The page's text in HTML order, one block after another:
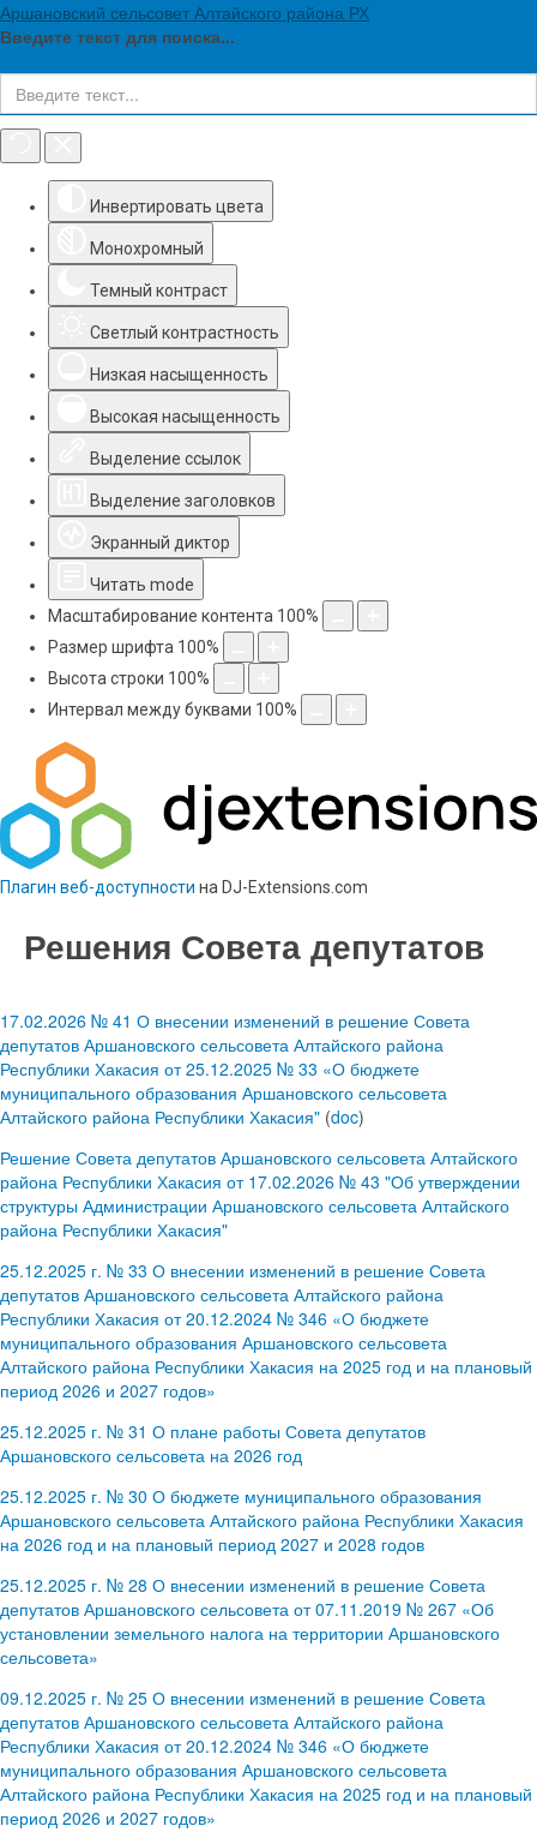
Инструменты доступности
Инвертировать цвета
Монохромный
Темный контраст
Светлый контрастность
Низкая насыщенность
Высокая насыщенность
Выделение ссылок
Выделение заголовков
Экранный диктор
Читать mode
Масштабирование контента 100%
Размер шрифта 100%
Высота строки 100%
Интервал между буквами 100%
Плагин веб-доступности на DJ-Extensions.com
Аршановский сельсовет Алтайского района РХ
Введите текст для поиска...
Решения Совета депутатов
17.02.2026 № 41 О внесении изменений в решение Совета
депутатов Аршановского сельсовета Алтайского района
Республики Хакасия от 25.12.2025 № 33 «О бюджете
муниципального образования Аршановского сельсовета
Алтайского района Республики Хакасия" (doc)
Решение Совета депутатов Аршановского сельсовета Алтайского
района Республики Хакасия от 17.02.2026 № 43 "Об утверждении
структуры Администрации Аршановского сельсовета Алтайского
района Республики Хакасия"
25.12.2025 г. № 33 О внесении изменений в решение Совета
депутатов Аршановского сельсовета Алтайского района
Республики Хакасия от 20.12.2024 № 346 «О бюджете
муниципального образования Аршановского сельсовета
Алтайского района Республики Хакасия на 2025 год и на плановый
период 2026 и 2027 годов»
25.12.2025 г. № 31 О плане работы Совета депутатов
Аршановского сельсовета на 2026 год
25.12.2025 г. № 30 О бюджете муниципального образования
Аршановского сельсовета Алтайского района Республики Хакасия
на 2026 год и на плановый период 2027 и 2028 годов
25.12.2025 г. № 28 О внесении изменений в решение Совета
депутатов Аршановского сельсовета от 07.11.2019 № 267 «Об
установлении земельного налога на территории Аршановского
сельсовета»
09.12.2025 г. № 25 О внесении изменений в решение Совета
депутатов Аршановского сельсовета Алтайского района
Республики Хакасия от 20.12.2024 № 346 «О бюджете
муниципального образования Аршановского сельсовета
Алтайского района Республики Хакасия на 2025 год и на плановый
период 2026 и 2027 годов»